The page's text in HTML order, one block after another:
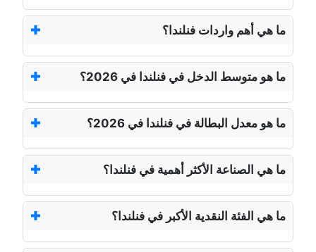
ما هي أهم واردات فنلندا؟
ما هو متوسط الدخل في فنلندا في 2026؟
ما هو معدل البطالة في فنلندا في 2026؟
ما هي الصناعة الأكثر أهمية في فنلندا؟
ما هي الفئة النقدية الأكبر في فنلندا؟